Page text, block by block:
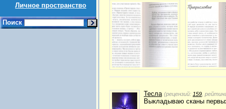
Личное пространство
Поиск
Тесла (рецензий: 159 ,
Выкладываю сканы